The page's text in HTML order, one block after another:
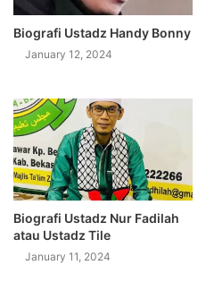
Biografi Ustadz Handy Bonny
January 12, 2024
Biografi Ustadz Nur Fadilah
atau Ustadz Tile
January 11, 2024